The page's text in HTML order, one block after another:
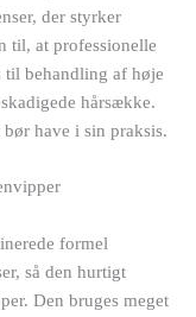
der styrker
til, at professionelle
til behandling af høje
hårsække.
have i sin praksis.
formel
så den hurtigt
Den bruges meget